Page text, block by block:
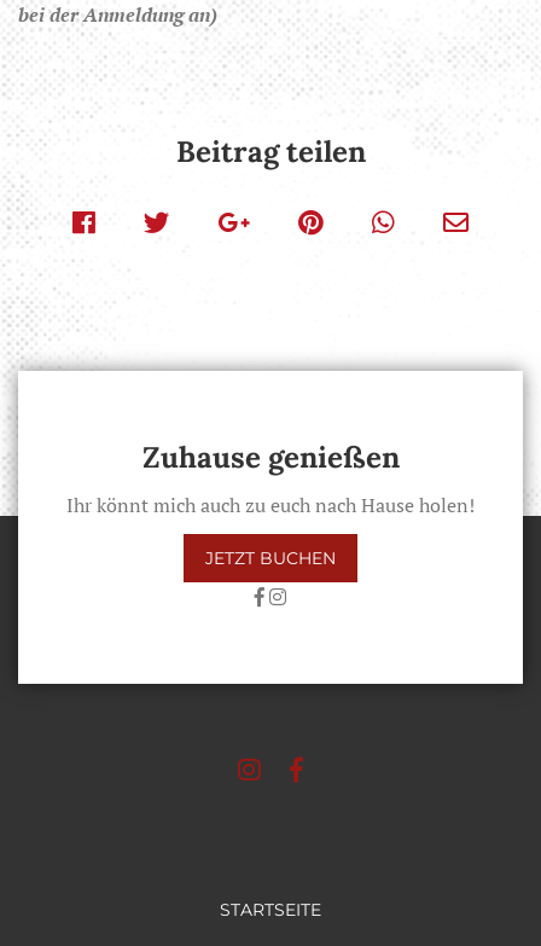
bei der Anmeldung an)
Beitrag teilen
Zuhause genießen
Ihr könnt mich auch zu euch nach Hause holen!
JETZT BUCHEN
STARTSEITE